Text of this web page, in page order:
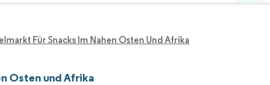
Für Snacks Im Nahen Osten Und Afrika
Osten und Afrika